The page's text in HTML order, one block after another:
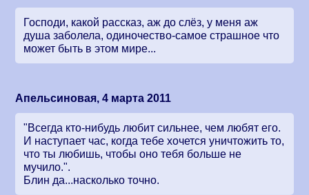
Господи, какой рассказ, аж до слёз, у меня аж
душа заболела, одиночество-самое страшное что
может быть в этом мире...
Апельсиновая, 4 марта 2011
"Всегда кто-нибудь любит сильнее, чем любят его.
И наступает час, когда тебе хочется уничтожить то,
что ты любишь, чтобы оно тебя больше не
мучило.".
Блин да...насколько точно.